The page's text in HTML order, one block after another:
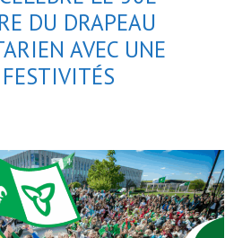
DU DRAPEAU
AVEC UNE